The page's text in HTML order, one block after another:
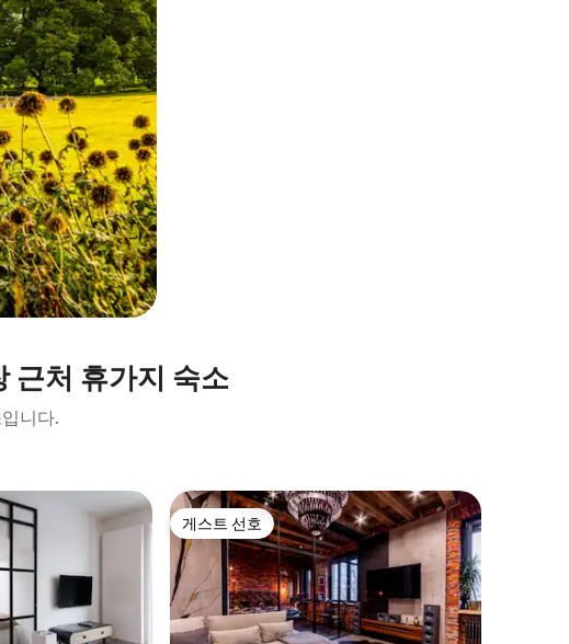
근처 휴가지 숙소
니다.
게스트 선호
게스트 선호